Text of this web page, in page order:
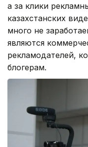
а за клики
казахстанских
много не
являются
рекламодателей,
блогерам.